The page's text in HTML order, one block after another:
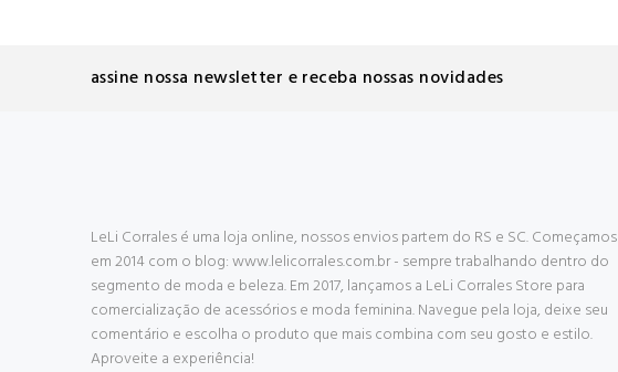
assine nossa newsletter e receba nossas novidades
LeLi Corrales é uma loja online, nossos envios partem do RS e SC. Começamos
em 2014 com o blog: www.lelicorrales.com.br - sempre trabalhando dentro do
segmento de moda e beleza. Em 2017, lançamos a LeLi Corrales Store para
comercialização de acessórios e moda feminina. Navegue pela loja, deixe seu
comentário e escolha o produto que mais combina com seu gosto e estilo.
Aproveite a experiência!